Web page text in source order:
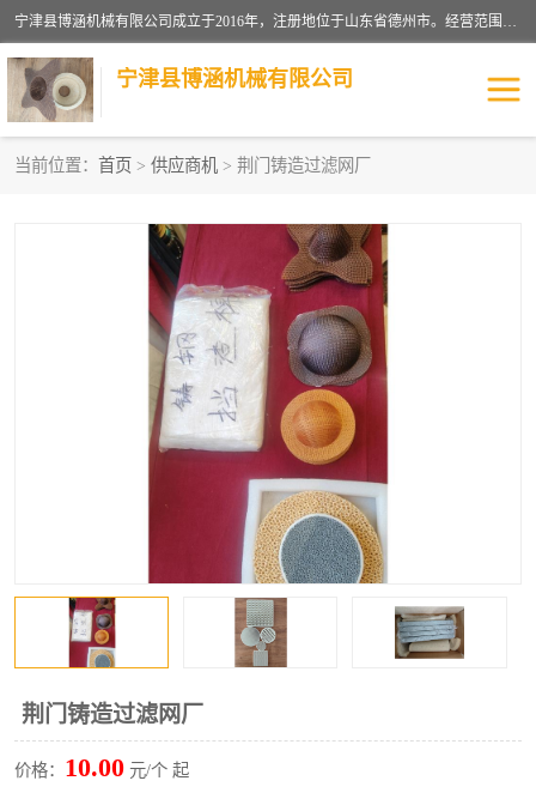
宁津县博涵机械有限公司成立于2016年，注册地位于山东省德州市。经营范围包括：机械设备研发、生产及销售，铸造用造型材料生产、销售，玻璃纤维及制品制造、销售，汽车零配件零售，机械零件、零部件加工，机械零件、零部件销售等；主要产品有：纤维过滤网,陶瓷过滤器,泡沫陶瓷过滤器,耐高温纤维过滤器,铸铁过滤器,铸铜过滤网,铸铝过滤网,铝轮毂过滤网,高效过滤网,高效陶瓷过滤网,高效纤维过滤网。
宁津县博涵机械有限公司
当前位置： 首页 > 供应商机 > 荆门铸造过滤网厂
荆门铸造过滤网厂
价格： 10.00 元/个 起
挡渣棉
避脏网